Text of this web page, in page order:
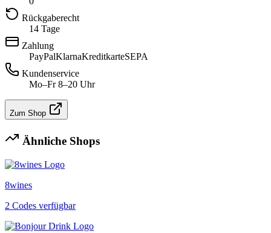
Rückgaberecht
14 Tage
Zahlung
PayPalKlarnaKreditkarteSEPA
Kundenservice
Mo–Fr 8–20 Uhr
Zum Shop
Ähnliche Shops
8wines
2 Codes verfügbar